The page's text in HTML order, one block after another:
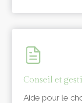
Conseil et
Aide pour le